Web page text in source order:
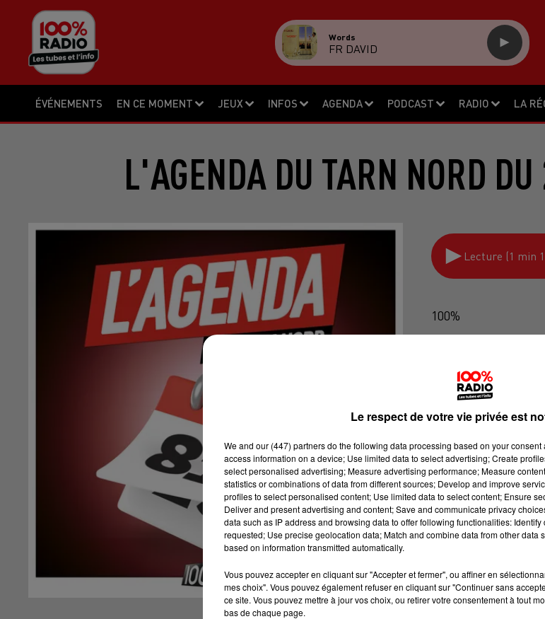
ÉVÉNEMENTS EN CE MOMENT JEUX INFOS AGENDA PODCAST RADIO LA
Words
FR DAVID
L'AGENDA DU TARN NORD
Lecture (1 min
100%
Le respect de votre vie privée est
We and our (447) partnersdo the following data processing based on your
access information on a device; Use limited data to select advertising; Create
select personalised advertising; Measure advertising performance; Measure
statistics or combinations of data from different sources; Develop and improve
profiles to select personalised content; Use limited data to select content; Ensure
Deliver and present advertising and content; Save and communicate privacy
data such as IP address and browsing data to offer following functionalities:
requested; Use precise geolocation data; Match and combine data from other data
based on information transmitted automatically.
Vous pouvez accepter en cliquant sur "Accepter et fermer", ou affiner en
mes choix". Vous pouvez également refuser en cliquant sur "Continuer sans
ce site. Vous pouvez mettre à jour vos choix, ou retirer votre consentement à tout
bas de chaque page.